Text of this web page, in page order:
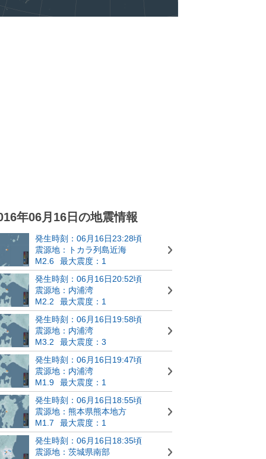
年06月16日の地震情報
発生時刻：06月16日23:28頃
震源地：トカラ列島近海
M2.6
最大震度：1
発生時刻：06月16日20:52頃
震源地：内浦湾
M2.2
最大震度：1
発生時刻：06月16日19:58頃
震源地：内浦湾
M3.2
最大震度：3
発生時刻：06月16日19:47頃
震源地：内浦湾
M1.9
最大震度：1
発生時刻：06月16日18:55頃
震源地：熊本県熊本地方
M1.7
最大震度：1
発生時刻：06月16日18:35頃
震源地：茨城県南部